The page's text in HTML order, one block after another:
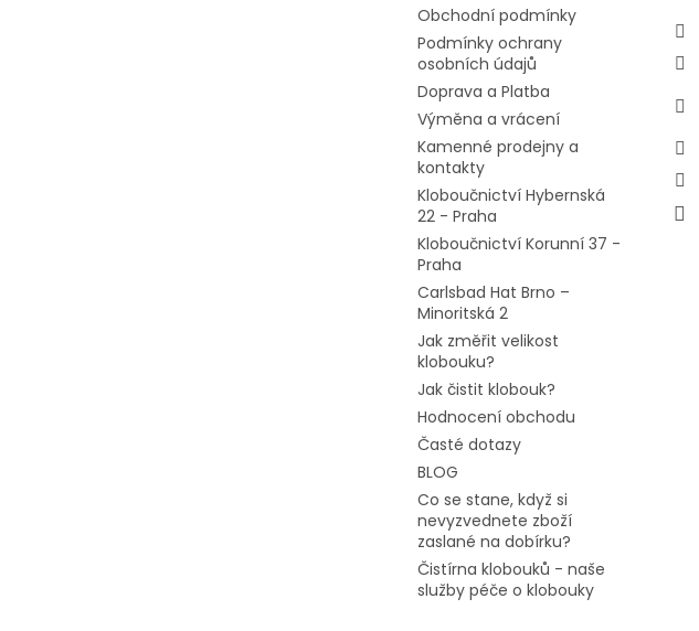
Obchodní podmínky
Podmínky ochrany
osobních údajů
Doprava a Platba
Výměna a vrácení
Kamenné prodejny a
kontakty
Kloboučnictví Hybernská
22 - Praha
Kloboučnictví Korunní 37 -
Praha
Carlsbad Hat Brno –
Minoritská 2
Jak změřit velikost
klobouku?
Jak čistit klobouk?
Hodnocení obchodu
Časté dotazy
BLOG
Co se stane, když si
nevyzvednete zboží
zaslané na dobírku?
Čistírna klobouků - naše
služby péče o klobouky